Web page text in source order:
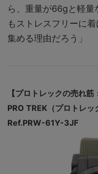
ら、重量が66gと軽
もストレスフリーに
集める理由だろう」
【プロトレックの売れ筋
PRO TREK（プロトレッ
Ref.PRW-61Y-3JF